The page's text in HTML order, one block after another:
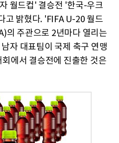
월드컵' 결승전 '한국-우크
고 밝혔다. 'FIFA U-20 월드
의 주관으로 2년마다 열리는
자 대표팀이 국제 축구 연맹
에서 결승전에 진출한 것은